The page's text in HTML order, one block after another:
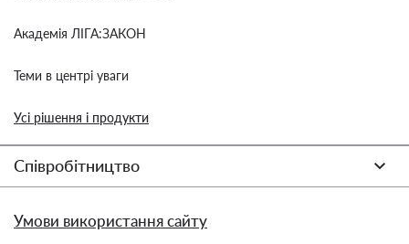
Академія ЛІГА:ЗАКОН
Теми в центрі уваги
Усі рішення і продукти
Співробітництво
Умови використання сайту